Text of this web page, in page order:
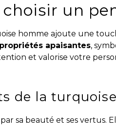
choisir un
homme ajoute une
propriétés apaisantes,
et valorise votre
de la turquoise
sa beauté et ses vertus.